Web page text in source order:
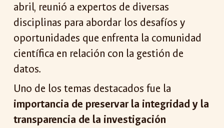
abril, reunió a expertos de diversas
disciplinas para abordar los desafíos y
oportunidades que enfrenta la comunidad
científica en relación con la gestión de
datos.
Uno de los temas destacados fue la
importancia de preservar la integridad y la
transparencia de la investigación